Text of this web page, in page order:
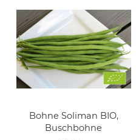
Bohne Soliman BIO,
Buschbohne